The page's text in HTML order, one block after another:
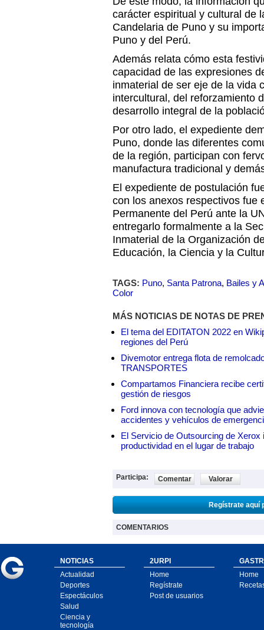
carácter espiritual y cultural de
Candelaria de Puno y su
Puno y del Perú.
Además relata cómo esta
capacidad de las expresiones
inmaterial de ser eje de la vida
intercultural, del reforzamiento
desarrollo integral de la
Por otro lado, el expediente
Puno, donde las diferentes
de la región, participan con
manufactura tradicional y
El expediente de postulación
con los anexos respectivos fue
Permanente del Perú ante la
entregarlo formalmente a la
Inmaterial de la Organización
Educación, la Ciencia y la
TAGS: Puno, Santa Patrona, Bailes y
Color
MÁS NOTICIAS DE NOTAS DE
El tema del EDITATON 2022 en
regiones del Perú
Divemotor entrega flota de
TRANSPORTES
Compartamos Financiera recibe
gestión de riesgos
Ford innova con tecnología que
accidentes y vehículos de
El Servicio de Outsourcing de
productividad en el lugar de trabajo
Participa: Comentar Valorar
Regístrate aquí
COMENTARIOS
NOTICIAS
Actualidad
Deportes
Espectáculos
Salud
Ciencia y
tecnología
2URPI
Home
Regístrate
Post de usuarios
Home